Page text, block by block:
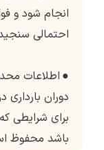
انجام شود و
احتمالی
● اطلاعات
دوران
برای شرایطی
باشد محفوظ